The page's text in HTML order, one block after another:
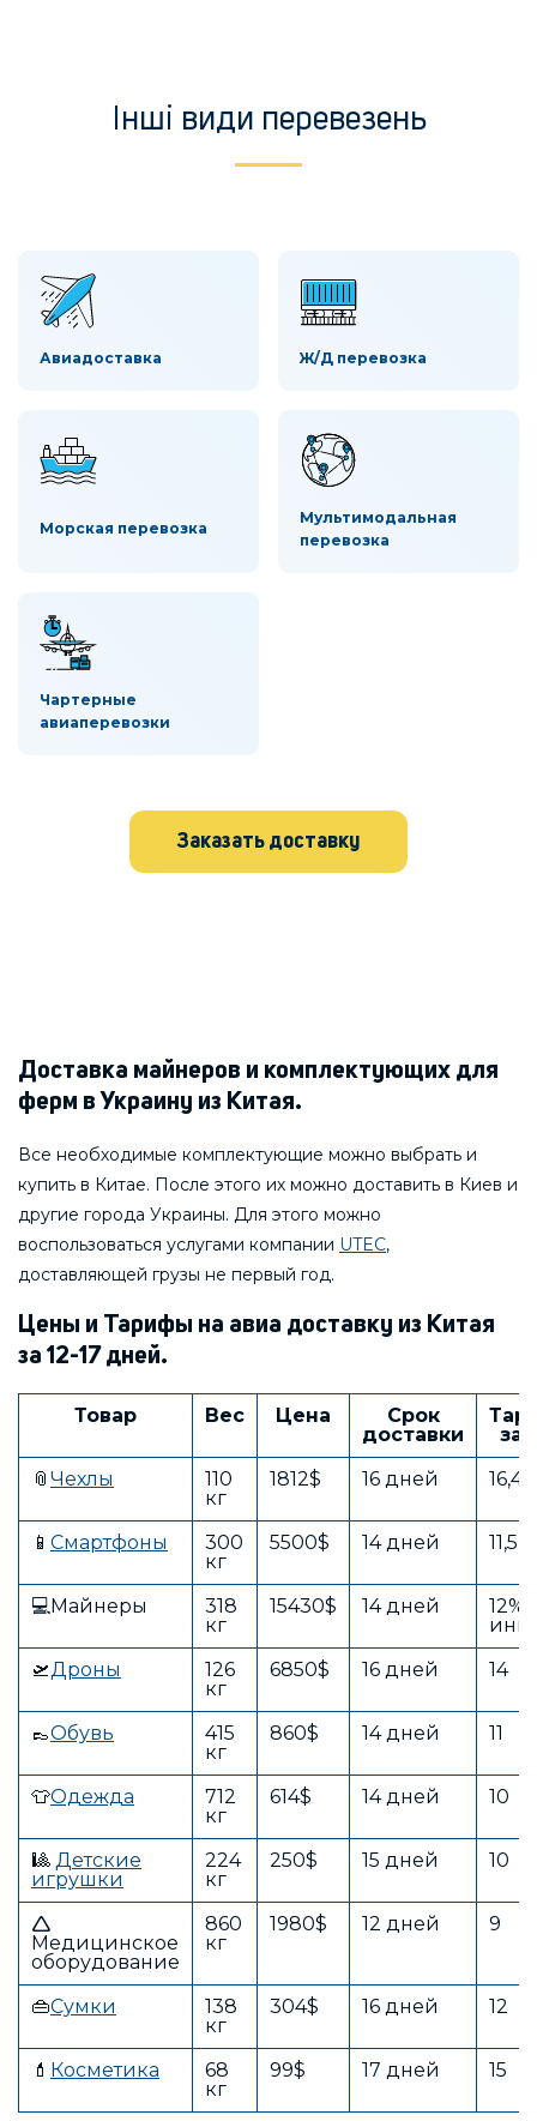
Інші види перевезень
Авиадоставка Ж/Д перевозка
Морская перевозка
Мультимодальная
перевозка
Чартерные
авиаперевозки
Заказать доставку
Доставка майнеров и комплектующих для
ферм в Украину из Китая.
Все необходимые комплектующие можно выбрать и
купить в Китае. После этого их можно доставить в Киев и
другие города Украины. Для этого можно
воспользоваться услугами компании UTEC,
доставляющей грузы не первый год.
Цены и Тарифы на авиа доставку из Китая
за 12-17 дней.
Товар Вес Цена
Срок
доставки
за
📎 Чехлы
110
кг
1812$ 16 дней 16,4
📱 Смартфоны
300
кг
5500$ 14 дней 11,5
💻Майнеры
318
кг
15430$ 14 дней
12%
🛫Дроны
126
кг
6850$ 16 дней 14
👞Обувь
415
кг
860$ 14 дней 11
👕Одежда
712
кг
614$ 14 дней 10
🎱 Детские
игрушки
224
кг
250$ 15 дней 10
🛆
Медицинское
оборудование
860
кг
1980$ 12 дней 9
👜Сумки
138
кг
304$ 16 дней 12
💄 Косметика
68
кг
99$ 17 дней 15